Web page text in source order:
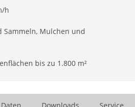
h
Sammeln, Mulchen und
bis zu 1.800 m²